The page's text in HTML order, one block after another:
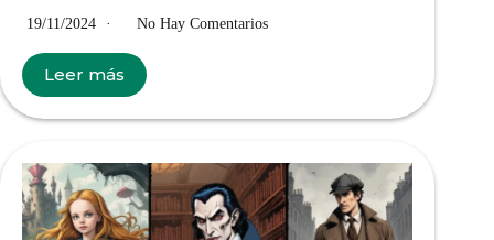
19/11/2024 No Hay Comentarios
Leer más